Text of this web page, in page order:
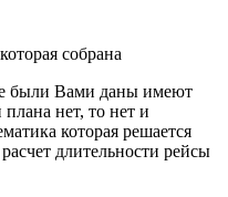
собрана
были Вами даны имеют
нет, то нет и
которая решается
длительности рейсы